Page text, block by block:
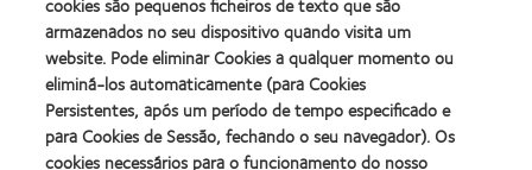
Melhores
Empresas
para
Líderes
(2012)
Awards
(2011)
Learn
more
about
ODMA
2011
(2011)
Learn
more
about
2012
Manufacturing
Leadership
Learn
more Learn
armazenados no seu dispositivo quando visita um
website. Pode eliminar Cookies a qualquer momento ou
eliminá-los automaticamente (para Cookies
Persistentes, após um período de tempo especificado e
para Cookies de Sessão, fechando o seu navegador). Os
cookies necessários para o funcionamento do nosso